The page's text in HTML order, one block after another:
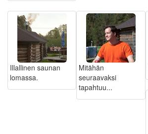
Illallinen saunan
lomassa.
Mitähän
seuraavaksi
tapahtuu...